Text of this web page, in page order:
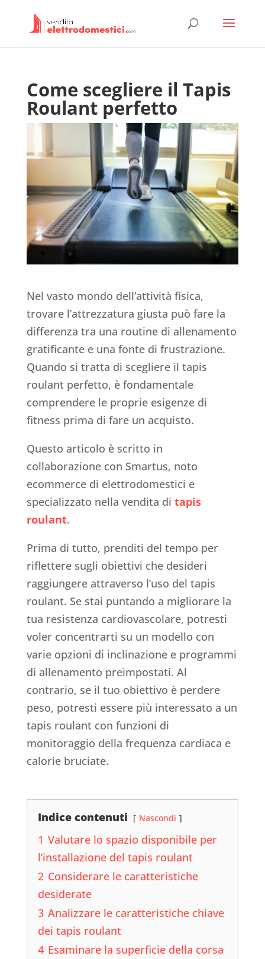
Come scegliere il Tapis
Roulant perfetto
Nel vasto mondo dell’attività fisica,
trovare l’attrezzatura giusta può fare la
differenza tra una routine di allenamento
gratificante e una fonte di frustrazione.
Quando si tratta di scegliere il tapis
roulant perfetto, è fondamentale
comprendere le proprie esigenze di
fitness prima di fare un acquisto.
Questo articolo è scritto in
collaborazione con Smartus, noto
ecommerce di elettrodomestici e
specializzato nella vendita di tapis
roulant.
Prima di tutto, prenditi del tempo per
riflettere sugli obiettivi che desideri
raggiungere attraverso l’uso del tapis
roulant. Se stai puntando a migliorare la
tua resistenza cardiovascolare, potresti
voler concentrarti su un modello con
varie opzioni di inclinazione e programmi
di allenamento preimpostati. Al
contrario, se il tuo obiettivo è perdere
peso, potresti essere più interessato a un
tapis roulant con funzioni di
monitoraggio della frequenza cardiaca e
calorie bruciate.
Indice contenuti Nascondi
1 Valutare lo spazio disponibile per
l’installazione del tapis roulant
2 Considerare le caratteristiche
desiderate
3 Analizzare le caratteristiche chiave
dei tapis roulant
4 Esaminare la superficie della corsa